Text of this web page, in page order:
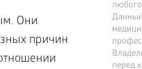
любого
Данный
перед
Они
причин